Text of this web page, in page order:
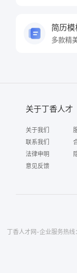
简历模
多款精
关于丁香人才
关于我们
联系我们
法律申明
意见反馈
丁香人才网-企业服务热